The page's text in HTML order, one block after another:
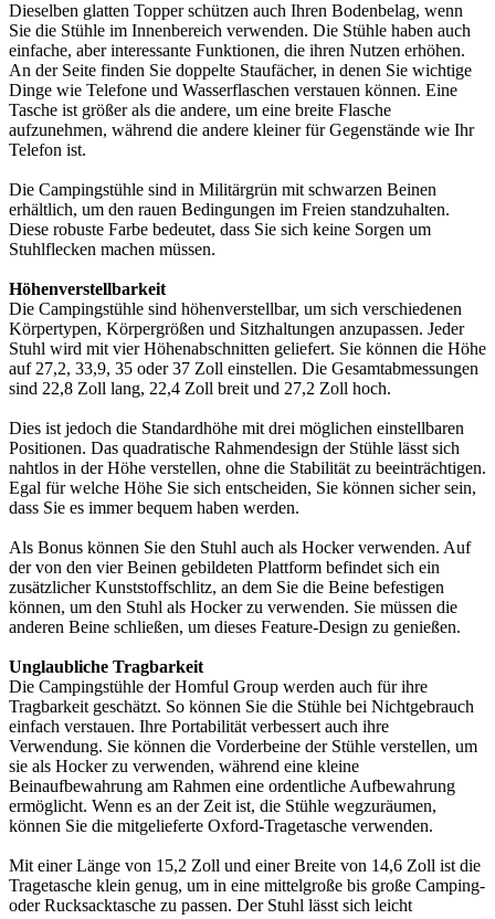
Dieselben glatten Topper schützen auch Ihren Bodenbelag, wenn
Sie die Stühle im Innenbereich verwenden. Die Stühle haben auch
einfache, aber interessante Funktionen, die ihren Nutzen erhöhen.
An der Seite finden Sie doppelte Staufächer, in denen Sie wichtige
Dinge wie Telefone und Wasserflaschen verstauen können. Eine
Tasche ist größer als die andere, um eine breite Flasche
aufzunehmen, während die andere kleiner für Gegenstände wie Ihr
Telefon ist.
Die Campingstühle sind in Militärgrün mit schwarzen Beinen
erhältlich, um den rauen Bedingungen im Freien standzuhalten.
Diese robuste Farbe bedeutet, dass Sie sich keine Sorgen um
Stuhlflecken machen müssen.
Höhenverstellbarkeit
Die Campingstühle sind höhenverstellbar, um sich verschiedenen
Körpertypen, Körpergrößen und Sitzhaltungen anzupassen. Jeder
Stuhl wird mit vier Höhenabschnitten geliefert. Sie können die Höhe
auf 27,2, 33,9, 35 oder 37 Zoll einstellen. Die Gesamtabmessungen
sind 22,8 Zoll lang, 22,4 Zoll breit und 27,2 Zoll hoch.
Dies ist jedoch die Standardhöhe mit drei möglichen einstellbaren
Positionen. Das quadratische Rahmendesign der Stühle lässt sich
nahtlos in der Höhe verstellen, ohne die Stabilität zu beeinträchtigen.
Egal für welche Höhe Sie sich entscheiden, Sie können sicher sein,
dass Sie es immer bequem haben werden.
Als Bonus können Sie den Stuhl auch als Hocker verwenden. Auf
der von den vier Beinen gebildeten Plattform befindet sich ein
zusätzlicher Kunststoffschlitz, an dem Sie die Beine befestigen
können, um den Stuhl als Hocker zu verwenden. Sie müssen die
anderen Beine schließen, um dieses Feature-Design zu genießen.
Unglaubliche Tragbarkeit
Die Campingstühle der Homful Group werden auch für ihre
Tragbarkeit geschätzt. So können Sie die Stühle bei Nichtgebrauch
einfach verstauen. Ihre Portabilität verbessert auch ihre
Verwendung. Sie können die Vorderbeine der Stühle verstellen, um
sie als Hocker zu verwenden, während eine kleine
Beinaufbewahrung am Rahmen eine ordentliche Aufbewahrung
ermöglicht. Wenn es an der Zeit ist, die Stühle wegzuräumen,
können Sie die mitgelieferte Oxford-Tragetasche verwenden.
Mit einer Länge von 15,2 Zoll und einer Breite von 14,6 Zoll ist die
Tragetasche klein genug, um in eine mittelgroße bis große Camping-
oder Rucksacktasche zu passen. Der Stuhl lässt sich leicht